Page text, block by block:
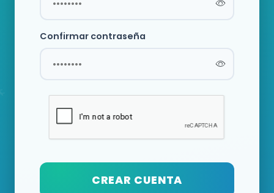
Confirmar contraseña
CREAR CUENTA